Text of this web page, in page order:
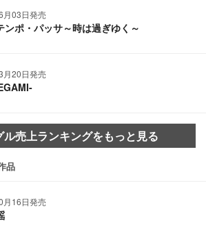
月03日発売
ンポ・パッサ～時は過ぎゆく～
月20日発売
売上ランキングをもっと見る
品
月16日発売